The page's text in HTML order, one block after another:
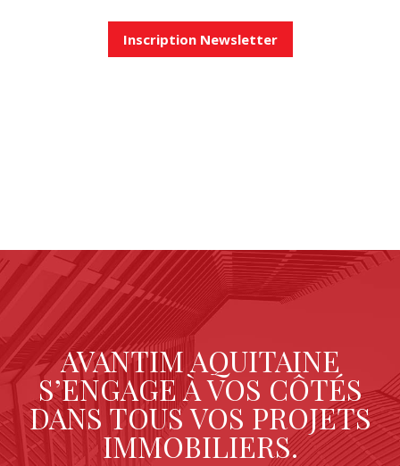
Inscription Newsletter
AVANTIM AQUITAINE
S’ENGAGE À VOS CÔTÉS
DANS TOUS VOS PROJETS
IMMOBILIERS.